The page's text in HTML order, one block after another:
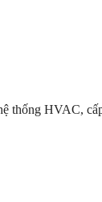
thống HVAC,